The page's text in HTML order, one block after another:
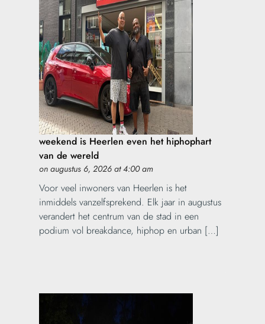
weekend is Heerlen even het hiphophart
van de wereld
on augustus 6, 2026 at 4:00 am
Voor veel inwoners van Heerlen is het
inmiddels vanzelfsprekend. Elk jaar in augustus
verandert het centrum van de stad in een
podium vol breakdance, hiphop en urban […]